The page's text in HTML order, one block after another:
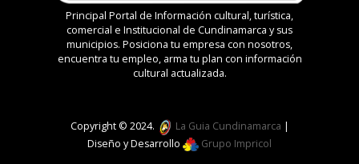
Principal Portal de Información cultural, turística,
comercial e Institucional de Cundinamarca y sus
municipios. Posiciona tu empresa con nosotros,
encuentra tu empleo, arma tu plan con información
cultural actualizada.
Copyright © 2024. La Guia Cundinamarca |
Diseño y Desarrollo
Grupo Impricol